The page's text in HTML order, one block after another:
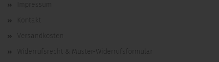
Impressum
Kontakt
Versandkosten
Widerrufsrecht & Muster-Widerrufsformular